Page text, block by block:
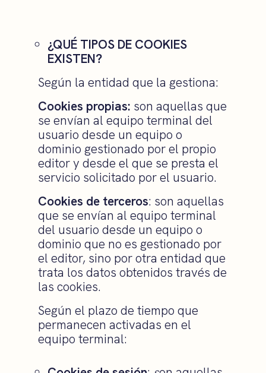
¿QUÉ TIPOS DE COOKIES
EXISTEN?
Según la entidad que la gestiona:
Cookies propias: son aquellas que
se envían al equipo terminal del
usuario desde un equipo o
dominio gestionado por el propio
editor y desde el que se presta el
servicio solicitado por el usuario.
Cookies de terceros: son aquellas
que se envían al equipo terminal
del usuario desde un equipo o
dominio que no es gestionado por
el editor, sino por otra entidad que
trata los datos obtenidos través de
las cookies.
Según el plazo de tiempo que
permanecen activadas en el
equipo terminal: